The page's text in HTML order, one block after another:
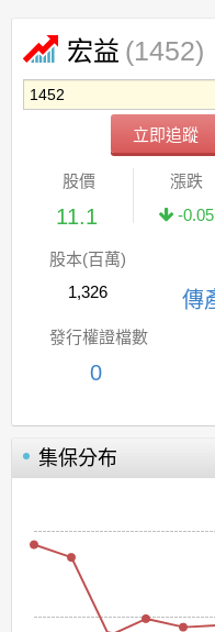
宏益 (1452)
立即追蹤
股價
11.1
漲跌
-0.05
股本(百萬)
1,326
傳
發行權證檔數
0
集保分布